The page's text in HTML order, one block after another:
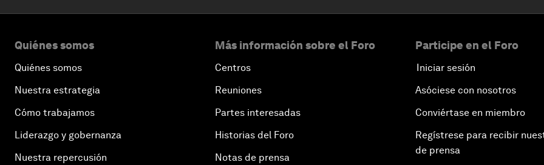
Quiénes somos
Quiénes somos
Nuestra estrategia
Cómo trabajamos
Liderazgo y gobernanza
Nuestra repercusión
Más información sobre el Foro
Centros
Reuniones
Partes interesadas
Historias del Foro
Notas de prensa
Participe en el Foro
Iniciar sesión
Asóciese con nosotros
Conviértase en miembro
Regístrese para recibir
de prensa